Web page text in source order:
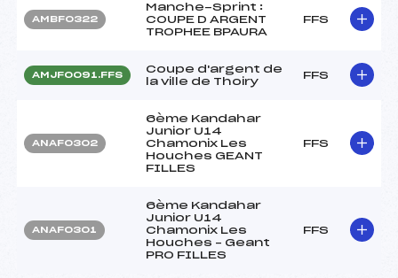
AMBF0322
Manche-Sprint :
COUPE D ARGENT
TROPHEE BPAURA
FFS
AMJF0091.FFS
Coupe d'argent de
la ville de Thoiry
FFS
ANAF0302
6ème Kandahar
Junior U14
Chamonix Les
Houches GEANT
FILLES
FFS
ANAF0301
6ème Kandahar
Junior U14
Chamonix Les
Houches – Geant
PRO FILLES
FFS